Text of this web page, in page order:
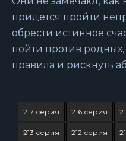
придется пройти
обрести истинное
пойти против
правила и рискнуть
217 серия 216 серия
213 серия 212 серия